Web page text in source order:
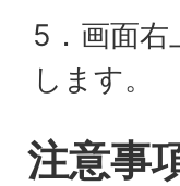
5．画面
します。
注意事